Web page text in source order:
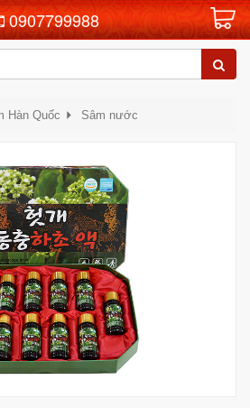
0907799988
Hàn Quốc Sâm nước